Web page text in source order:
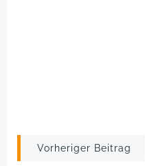
Post
Vorheriger Beitrag